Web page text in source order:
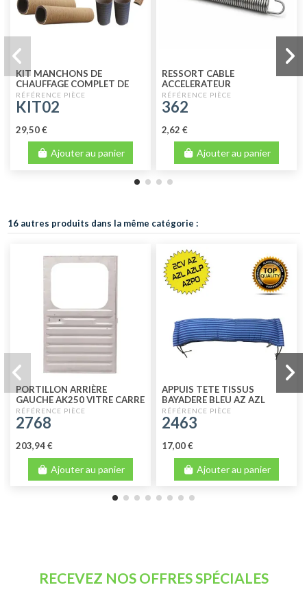
KIT MANCHONS DE
CHAUFFAGE COMPLET DE
MEHARI
KIT02
29,50 €
Ajouter au panier
RESSORT CABLE
ACCELERATEUR
362
2,62 €
Ajouter au panier
16 autres produits dans la même catégorie :
PORTILLON ARRIÈRE
GAUCHE AK250 VITRE CARRE
QUALITÉ SUPÉRIEURE
2768
203,94 €
Ajouter au panier
APPUIS TETE TISSUS
BAYADERE BLEU AZ AZL
AZLPO
2463
17,00 €
Ajouter au panier
RECEVEZ NOS OFFRES SPÉCIALES